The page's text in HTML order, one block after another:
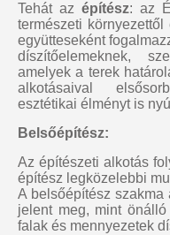
Tehát az építész: az
természeti
együtteseként
díszítőelemeknek,
amelyek a terek
alkotásaival
esztétikai élményt is
Belsőépítész:
Az építészeti alkotás
építész legközelebbi
A belsőépítész szakma
jelent meg, mint
falak és mennyezetek